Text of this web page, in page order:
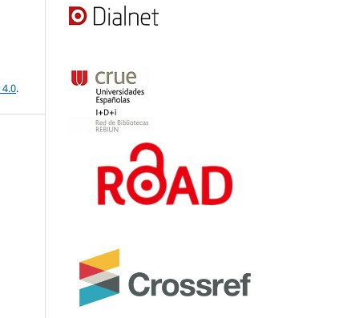
.